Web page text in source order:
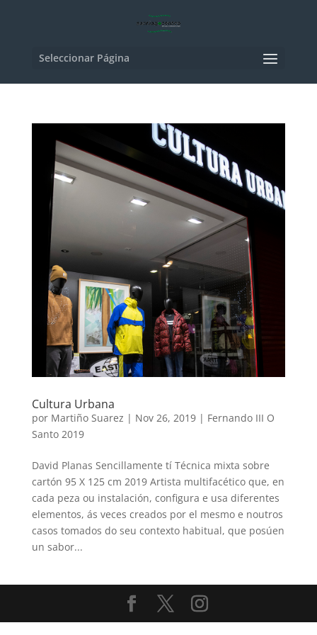
Seleccionar Página
Cultura Urbana
por Martiño Suarez | Nov 26, 2019| Fernando III O
Santo 2019
David Planas Sencillamente tí Técnica mixta sobre
cartón 95 X 125 cm 2019 Artista multifacético que, en
cada peza ou instalación, configura e usa diferentes
elementos, ás veces creados por el mesmo e noutros
casos tomados do seu contexto habitual, que posúen
un sabor...